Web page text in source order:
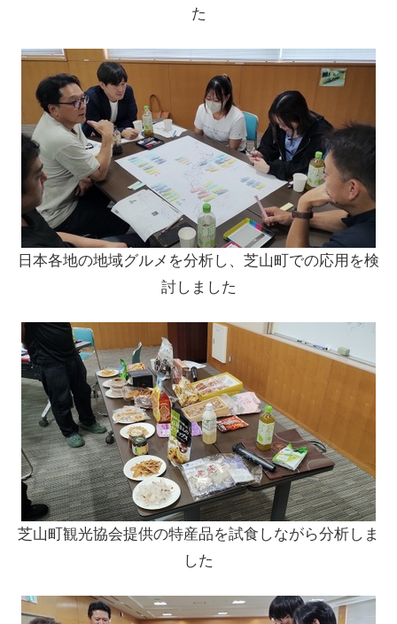
た
日本各地の地域グルメを分析し、芝山町での応用を検
討しました
芝山町観光協会提供の特産品を試食しながら分析しま
した